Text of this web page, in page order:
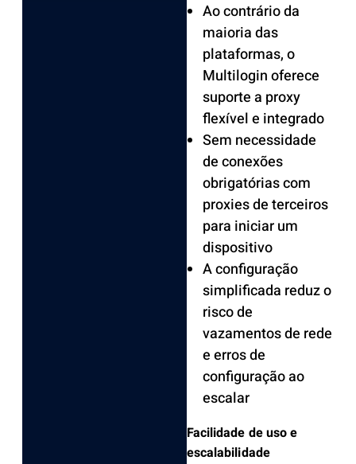
Ao contrário da
maioria das
plataformas, o
Multilogin oferece
suporte a proxy
flexível e integrado
Sem necessidade
de conexões
obrigatórias com
proxies de terceiros
para iniciar um
dispositivo
A configuração
simplificada reduz o
risco de
vazamentos de rede
e erros de
configuração ao
escalar
Facilidade de uso e
escalabilidade